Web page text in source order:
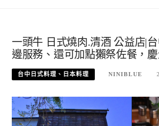
一頭牛 日式燒肉.清酒 公益店|
邊服務、還可加點獺祭佐餐，
台中日式料理、日本料理 NINIBLUE